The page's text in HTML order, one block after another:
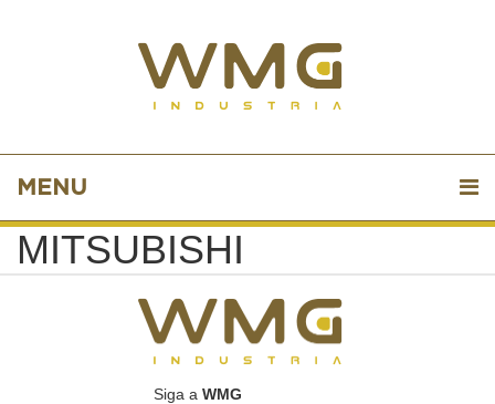
MENU
MITSUBISHI
Siga a WMG